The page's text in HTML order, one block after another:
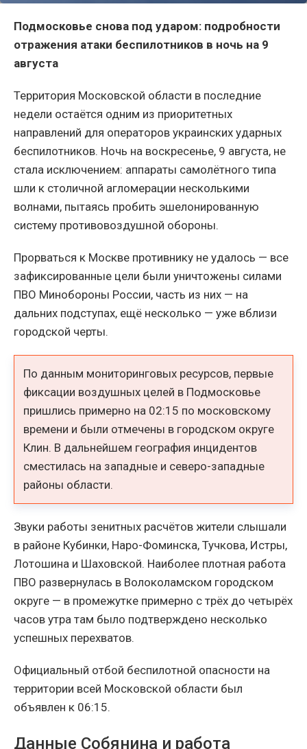
Подмосковье снова под ударом: подробности
отражения атаки беспилотников в ночь на 9
августа
Территория Московской области в последние
недели остаётся одним из приоритетных
направлений для операторов украинских ударных
беспилотников. Ночь на воскресенье, 9 августа, не
стала исключением: аппараты самолётного типа
шли к столичной агломерации несколькими
волнами, пытаясь пробить эшелонированную
систему противовоздушной обороны.
Прорваться к Москве противнику не удалось — все
зафиксированные цели были уничтожены силами
ПВО Минобороны России, часть из них — на
дальних подступах, ещё несколько — уже вблизи
городской черты.
По данным мониторинговых ресурсов, первые
фиксации воздушных целей в Подмосковье
пришлись примерно на 02:15 по московскому
времени и были отмечены в городском округе
Клин. В дальнейшем география инцидентов
сместилась на западные и северо-западные
районы области.
Звуки работы зенитных расчётов жители слышали
в районе Кубинки, Наро-Фоминска, Тучкова, Истры,
Лотошина и Шаховской. Наиболее плотная работа
ПВО развернулась в Волоколамском городском
округе — в промежутке примерно с трёх до четырёх
часов утра там было подтверждено несколько
успешных перехватов.
Официальный отбой беспилотной опасности на
территории всей Московской области был
объявлен к 06:15.
Данные Собянина и работа